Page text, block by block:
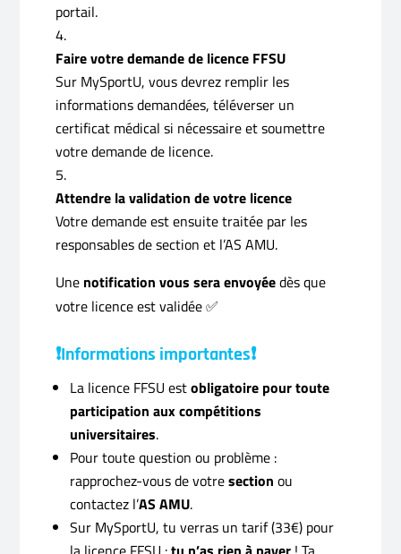
portail.
Faire votre demande de licence FFSU
Sur MySportU, vous devrez remplir les
informations demandées, téléverser un
certificat médical si nécessaire et soumettre
votre demande de licence.
Attendre la validation de votre licence
Votre demande est ensuite traitée par les
responsables de section et l’AS AMU.
Une notification vous sera envoyéedès que
votre licence est validée ✅
❗Informations importantes❗
La licence FFSU estobligatoire pour toute
participation aux compétitions
universitaires.
Pour toute question ou problème :
rapprochez-vous de votresection ou
contactez l’AS AMU.
Sur MySportU, tu verras un tarif (33€) pour